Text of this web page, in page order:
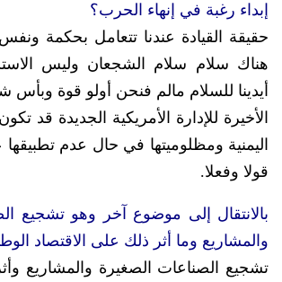
إبداء رغبة في إنهاء الحرب؟
حقيقة القيادة عندنا تتعامل بحكمة
هناك سلام سلام الشجعان وليس
أيدينا للسلام مالم فنحن أولو قوة وبأس
الأخيرة للإدارة الأمريكية الجديدة قد
اليمنية ومظلوميتها في حال عدم
قولا وفعلا.
بالانتقال إلى موضوع آخر وهو تشجيع
والمشاريع وما أثر ذلك على الاقتصاد
تشجيع الصناعات الصغيرة والمشاريع